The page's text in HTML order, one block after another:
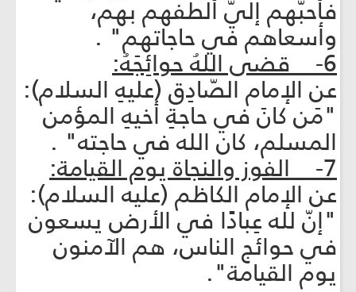
فأحبّهم إليّ ألطفهم بهم،
وأسعاهم في حاجاتهم" .
6- قضى اللهُ حوائِجَهُ:
عن الإمام الصّادِق (عليهِ السلام):
"مَن كانَ في حاجةِ أخيهِ المؤمن
المسلم، كان الله في حاجته" .
7- الفوز والنجاة يوم القيامة:
عن الإمام الكاظم (عليه السلام):
"إنّ لله عِبادًا في الأرض يسعون
في حوائج الناس، هم الآمنون
يوم القيامة".